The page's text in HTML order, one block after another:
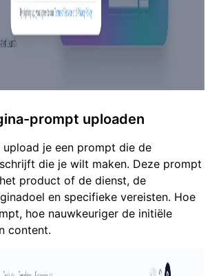
prompt uploaden
upload je een prompt die de
die je wilt maken. Deze prompt
product of de dienst, de
en specifieke vereisten. Hoe
hoe nauwkeuriger de initiële
content.